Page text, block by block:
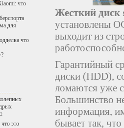
что
для
что
это
Жесткий диск
установлены
выходит из
Гарантийный
диски (HDD),
ломаются уже
Большинство
информация,
бывает так,